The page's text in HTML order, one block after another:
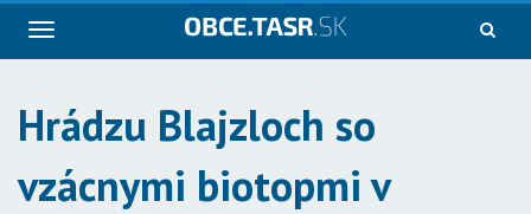
Navigácia
Hrádzu Blajzloch so
vzácnymi biotopmi v